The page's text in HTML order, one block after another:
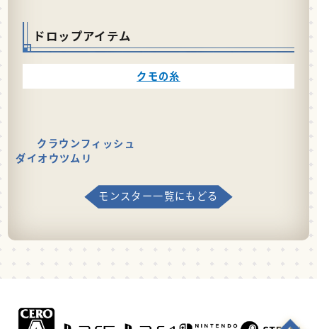
ドロップアイテム
クモの糸
クラウンフィッシュ
ダイオウツムリ
モンスター一覧にもどる